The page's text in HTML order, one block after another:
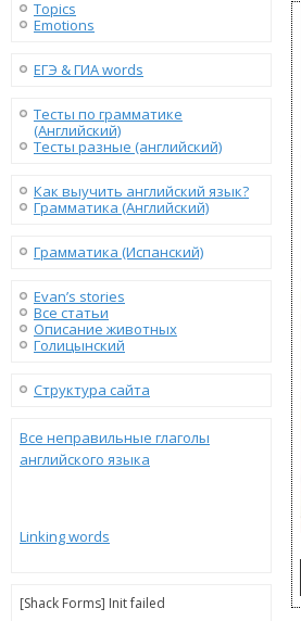
Topics
Emotions
ЕГЭ & ГИА words
Тесты по грамматике
(Английский)
Тесты разные (английский)
Как выучить английский язык?
Грамматика (Английский)
Грамматика (Испанский)
Evan’s stories
Все статьи
Описание животных
Голицынский
Структура сайта
Все неправильные глаголы
английского языка
Linking words
[Shack Forms] Init failed